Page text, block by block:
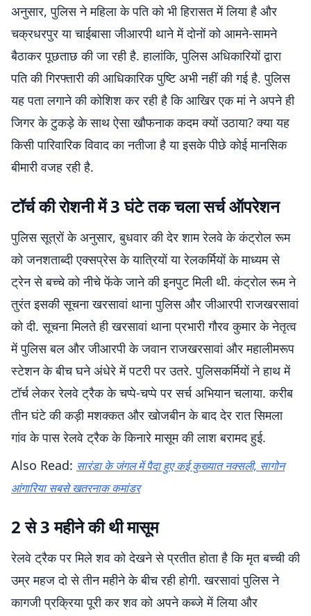
अनुसार, पुलिस ने महिला के पति को भी हिरासत में लिया है और
चक्रधरपुर या चाईबासा जीआरपी थाने में दोनों को आमने-सामने
बैठाकर पूछताछ की जा रही है. हालांकि, पुलिस अधिकारियों द्वारा
पति की गिरफ्तारी की आधिकारिक पुष्टि अभी नहीं की गई है. पुलिस
यह पता लगाने की कोशिश कर रही है कि आखिर एक मां ने अपने ही
जिगर के टुकड़े के साथ ऐसा खौफनाक कदम क्यों उठाया? क्या यह
किसी पारिवारिक विवाद का नतीजा है या इसके पीछे कोई मानसिक
बीमारी वजह रही है.
टॉर्च की रोशनी में 3 घंटे तक चला सर्च ऑपरेशन
पुलिस सूत्रों के अनुसार, बुधवार की देर शाम रेलवे के कंट्रोल रूम
को जनशताब्दी एक्सप्रेस के यात्रियों या रेलकर्मियों के माध्यम से
ट्रेन से बच्चे को नीचे फेंके जाने की इनपुट मिली थी. कंट्रोल रूम ने
तुरंत इसकी सूचना खरसावां थाना पुलिस और जीआरपी राजखरसावां
को दी. सूचना मिलते ही खरसावां थाना प्रभारी गौरव कुमार के नेतृत्व
में पुलिस बल और जीआरपी के जवान राजखरसावां और महालीमरूप
स्टेशन के बीच घने अंधेरे में पटरी पर उतरे. पुलिसकर्मियों ने हाथ में
टॉर्च लेकर रेलवे ट्रैक के चप्पे-चप्पे पर सर्च अभियान चलाया. करीब
तीन घंटे की कड़ी मशक्कत और खोजबीन के बाद देर रात सिमला
गांव के पास रेलवे ट्रैक के किनारे मासूम की लाश बरामद हुई.
Also Read: सारंडा के जंगल में पैदा हुए कई कुख्यात नक्सली, सागोन
आंगारिया सबसे खतरनाक कमांडर
2 से 3 महीने की थी मासूम
रेलवे ट्रैक पर मिले शव को देखने से प्रतीत होता है कि मृत बच्ची की
उम्र महज दो से तीन महीने के बीच रही होगी. खरसावां पुलिस ने
कागजी प्रक्रिया पूरी कर शव को अपने कब्जे में लिया और